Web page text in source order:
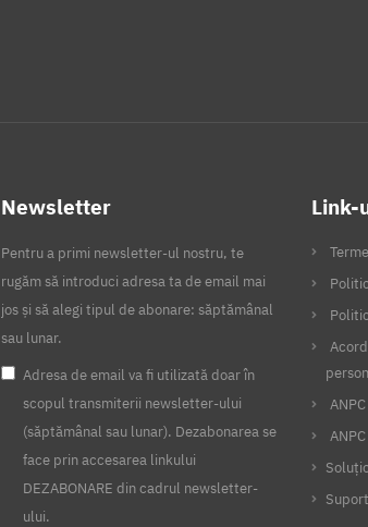
Newsletter
Pentru a primi newsletter-ul nostru, te
rugăm să introduci adresa ta de email mai
jos și să alegi tipul de abonare: săptămânal
sau lunar.
Adresa de email va fi utilizată doar în
scopul transmiterii newsletter-ului
(săptămânal sau lunar). Dezabonarea se
face prin accesarea linkului
DEZABONARE din cadrul newsletter-
ului.
Link-
ANPC